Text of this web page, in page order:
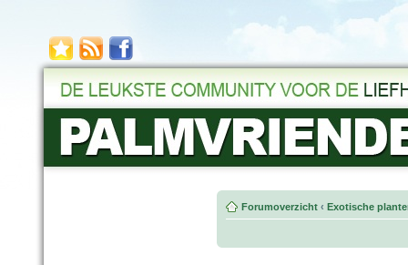
Forumoverzicht ‹ Exotische